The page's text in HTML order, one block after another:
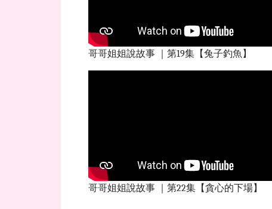
哥哥姐姐說故事 ｜第19集【兔子釣魚】
哥哥姐姐說故事 ｜第22集【貪心的下場】